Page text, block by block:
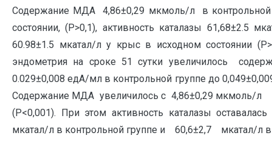
Содержание МДА 4,86±0,29 мкмоль/л в
состоянии, (Р>0,1), активность каталазы 61,68±2.5
60.98±1.5 мкатал/л у крыс в исходном состоянии
эндометрия на сроке 51 сутки увеличилось
0.029±0,008 едА/мл в контрольной группе до
Содержание МДА увеличилось с 4,86±0,29 мкмоль/
(Р<0,001). При этом активность каталазы
мкатал/л в контрольной группе и 60,6±2,7 мкатал/л в